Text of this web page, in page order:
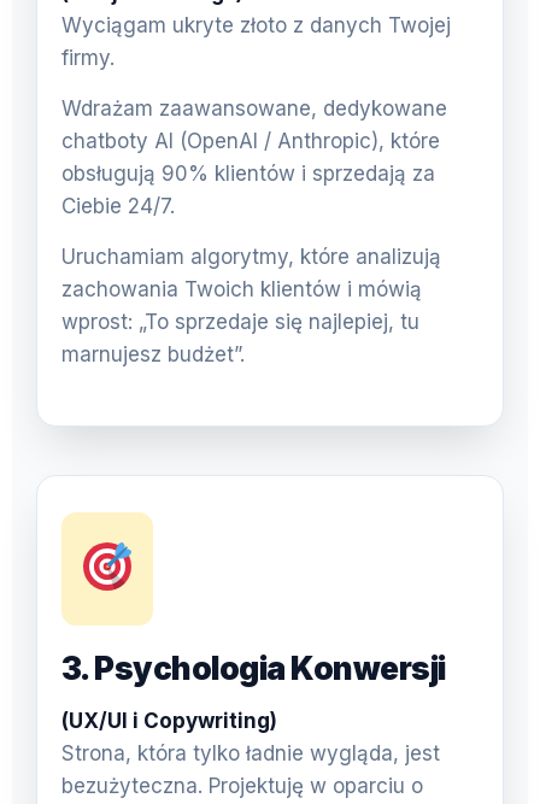
Wyciągam ukryte złoto z danych Twojej
firmy.
Wdrażam zaawansowane, dedykowane
chatboty AI (OpenAI / Anthropic), które
obsługują 90% klientów i sprzedają za
Ciebie 24/7.
Uruchamiam algorytmy, które analizują
zachowania Twoich klientów i mówią
wprost: „To sprzedaje się najlepiej, tu
marnujesz budżet”.
3. Psychologia Konwersji
(UX/UI i Copywriting)
Strona, która tylko ładnie wygląda, jest
bezużyteczna. Projektuję w oparciu o